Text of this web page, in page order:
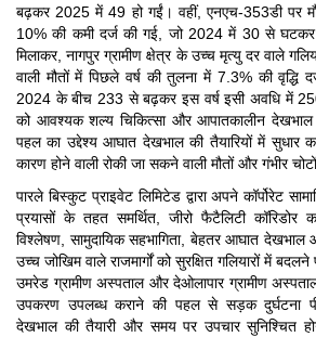
बढ़कर 2025 में 49 हो गईं। वहीं, एनएच-353डी पर
10% की कमी दर्ज की गई, जो 2024 में 30 से
मिलाकर, नागपुर ग्रामीण क्षेत्र के उच्च मृत्यु दर वाले
वाली मौतों में पिछले वर्ष की तुलना में 7.3% की वृद्धि
2024 के बीच 233 से बढ़कर इस वर्ष इसी अवधि में
को आवश्यक शल्य चिकित्सा और आपातकालीन
पहल का उद्देश्य आघात देखभाल की तैयारियों में
कारण होने वाली रोकी जा सकने वाली मौतों और गंभीर
पारले बिस्कुट प्राइवेट लिमिटेड द्वारा अपने कॉर्पोरेट
प्रयासों के तहत समर्थित, जीरो फैटैलिटी कॉरिडोर
विश्लेषण, सामुदायिक सहभागिता, बेहतर आघात देखभाल
उच्च जोखिम वाले राजमार्गों को सुरक्षित गलियारों में
उमरेड ग्रामीण अस्पताल और देओलापार ग्रामीण
उपकरण उपलब्ध कराने की पहल से सड़क दुर्घटना
देखभाल की तैयारी और समय पर उपचार सुनिश्चित